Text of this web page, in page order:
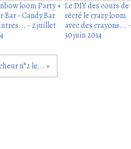
loom Party +
Bar - Candy Bar
- 2 juillet
Le DIY des cours de
récré le crazy loom
avec des crayons... -
30 juin 2014
n°2 le... »